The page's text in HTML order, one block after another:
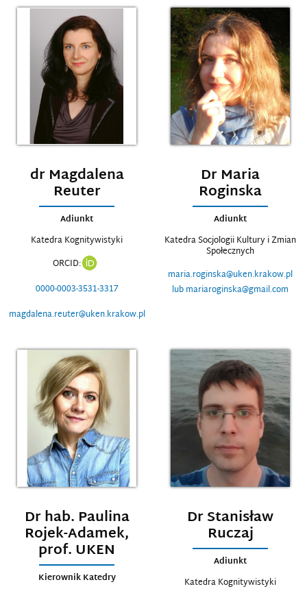
dr Magdalena
Reuter
Adiunkt
Katedra Kognitywistyki
ORCID:
0000-0003-3531-3317
magdalena.reuter@uken.krakow.pl
Dr Maria
Roginska
Adiunkt
Katedra Socjologii Kultury i Zmian
Społecznych
maria.roginska@uken.krakow.pl
lub mariaroginska@gmail.com
Dr hab. Paulina
Rojek-Adamek,
prof. UKEN
Kierownik Katedry
Dr Stanisław
Ruczaj
Adiunkt
Katedra Kognitywistyki